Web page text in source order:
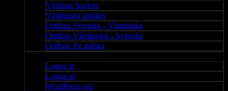
Våmhus Socken
Våmhuska språket
Ordlista Svenska – Våmhuska
Ordlista Våmhuska – Svenska
Ordbok för dalska
Logga in
Logga ut
WordPress org